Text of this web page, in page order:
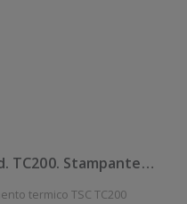
99-059A003-6002 TSC Mod. TC200. Stampante di etichette.
termico TSC TC200